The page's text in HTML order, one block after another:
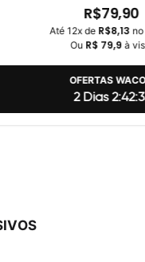
R$79,90
Até 12x deR$8,13no cartão
R$ 79,9à vista
OFERTAS WACOM
2 Dias 2:42:32